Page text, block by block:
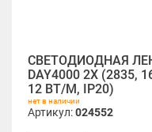
СВЕТОДИОДНАЯ
DAY4000 2X (2835,
12 ВТ/М, IP20)
нет в наличии
Артикул:024552